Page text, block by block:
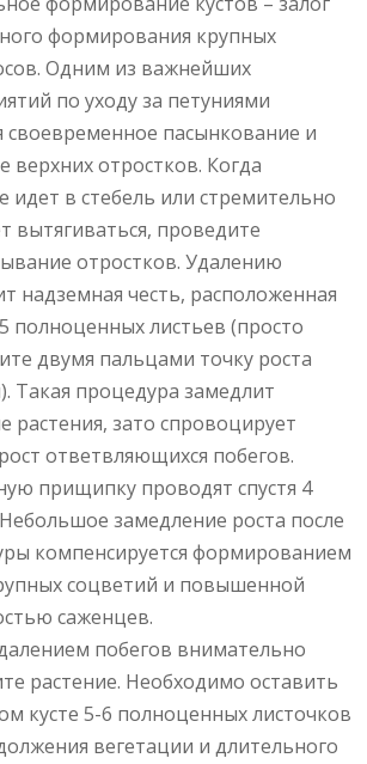
формирования крупных
Одним из важнейших
по уходу за петуниями
своевременное пасынкование и
верхних отростков. Когда
идет в стебель или стремительно
вытягиваться, проведите
отростков. Удалению
надземная честь, расположенная
полноценных листьев (просто
двумя пальцами точку роста
Такая процедура замедлит
растения, зато спровоцирует
ответвляющихся побегов.
прищипку проводят спустя 4
замедление роста после
компенсируется формированием
соцветий и повышенной
саженцев.
побегов внимательно
растение. Необходимо оставить
кусте 5-6 полноценных листочков
вегетации и длительного